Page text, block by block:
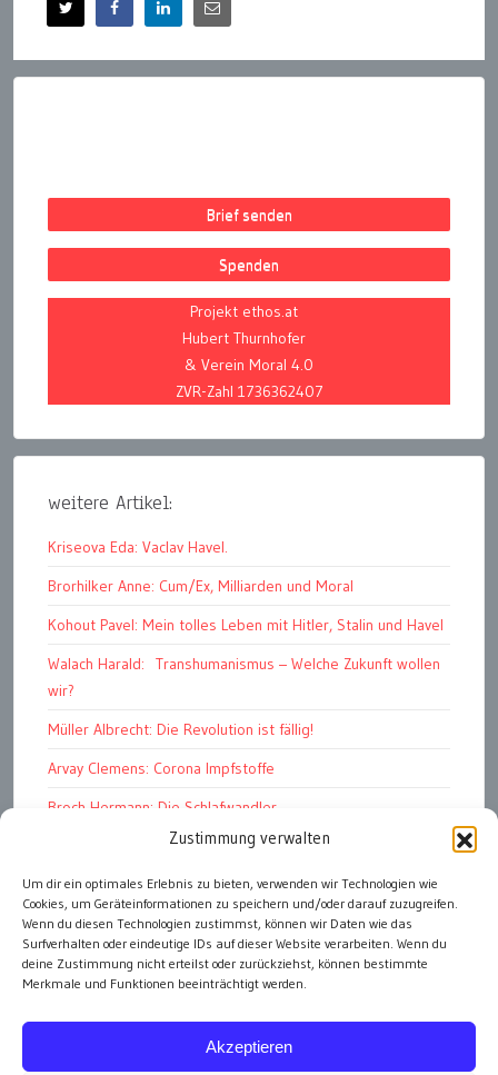
Zustimmung verwalten
Um dir ein optimales Erlebnis zu bieten, verwenden wir Technologien wie
Cookies, um Geräteinformationen zu speichern und/oder darauf zuzugreifen.
Wenn du diesen Technologien zustimmst, können wir Daten wie das
Surfverhalten oder eindeutige IDs auf dieser Website verarbeiten. Wenn du
deine Zustimmung nicht erteilst oder zurückziehst, können bestimmte
Merkmale und Funktionen beeinträchtigt werden.
Akzeptieren
Brief senden
Spenden
Projekt ethos.at
Hubert Thurnhofer
& Verein Moral 4.0
ZVR-Zahl 1736362407
weitere Artikel:
Kriseova Eda: Vaclav Havel.
Brorhilker Anne: Cum/Ex, Milliarden und Moral
Kohout Pavel: Mein tolles Leben mit Hitler, Stalin und Havel
Walach Harald: Transhumanismus – Welche Zukunft wollen
wir?
Müller Albrecht: Die Revolution ist fällig!
Arvay Clemens: Corona Impfstoffe
Broch Hermann: Die Schlafwandler
Kohout Pavel: Ende der Großen Ferien
Bonelli Raphael: Kopflos
Luczak Andreas: Deutschlands Energiewende
alle Artikel